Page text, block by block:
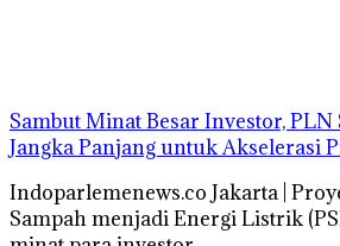
Sambut Minat Besar Investor,
Jangka Panjang untuk Akselerasi
Indoparlemenews.co Jakarta |
Sampah menjadi Energi Listrik